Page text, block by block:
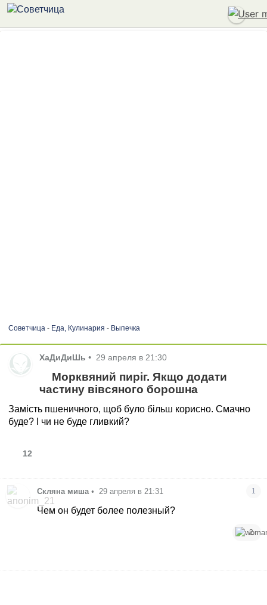
Советчица- Еда, Кулинария - Выпечка
ХаДиДиШь • 29 апреля в 21:30
Морквяний пиріг. Якщо додати
частину вівсяного борошна
Замість пшеничного, щоб було більш корисно. Смачно
буде? І чи не буде гливкий?
12
Скляна миша • 29 апреля в 21:31 1
Чем он будет более полезный?
2